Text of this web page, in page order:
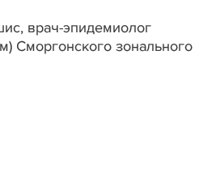
врач-эпидемиолог
Сморгонского зонального